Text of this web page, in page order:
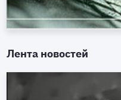
Лента новостей